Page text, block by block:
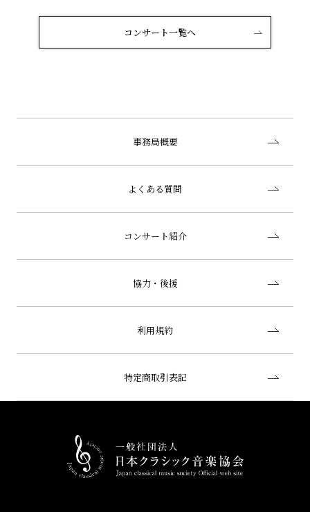
コンサート一覧へ
事務局概要
よくある質問
コンサート紹介
協力・後援
利用規約
特定商取引表記